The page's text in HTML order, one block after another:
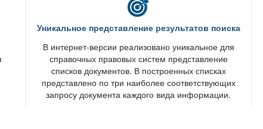
Уникальное представление результатов поиска
интернет-версии реализовано уникальное для
справочных правовых систем представление
списков документов. В построенных списках
представлено по три наиболее соответствующих
запросу документа каждого вида информации.